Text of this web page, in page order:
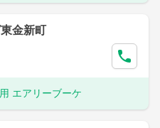
金新町
エアリーブーケ